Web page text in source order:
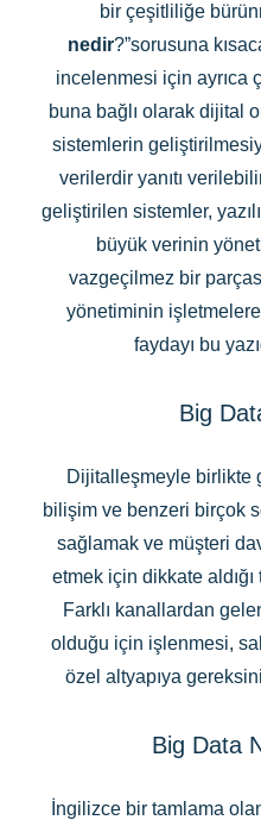
bir çeşitliliğe
nedir?”sorusuna
incelenmesi için ayrıca
buna bağlı olarak dijital
sistemlerin
verilerdir yanıtı
geliştirilen sistemler,
büyük verinin
vazgeçilmez bir
yönetiminin
faydayı bu
Big
Dijitalleşmeyle birlikte
bilişim ve benzeri birçok
sağlamak ve müşteri
etmek için dikkate
Farklı kanallardan
olduğu için işlenmesi,
özel altyapıya
Big Data
İngilizce bir tamlama